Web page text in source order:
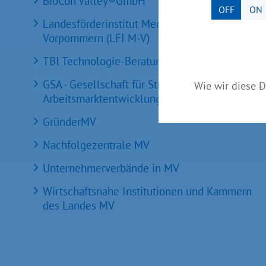
OFF ON
Wie wir diese
Landesförderinstitut Mecklenburg-
Vorpommern (LFI M-V)
TBI Technologie-Beratungs-Institut GmbH
GSA - Gesellschaft für Struktur &
Arbeitsmarktentwicklung mbH
GründerMV
Nachfolgezentrale MV
Unternehmerverbände in MV
Wirtschaftsnahe Institutionen und Kammern
des Landes MV